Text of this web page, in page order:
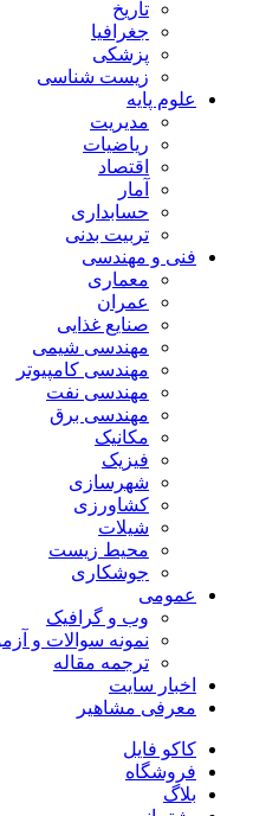
تاریخ
جغرافیا
پزشکی
زیست شناسی
علوم پایه
مدیریت
ریاضیات
اقتصاد
آمار
حسابداری
تربیت بدنی
فنی و مهندسی
معماری
عمران
صنایع غذایی
مهندسی شیمی
مهندسی کامپیوتر
مهندسی نفت
مهندسی برق
مکانیک
فیزیک
شهرسازی
کشاورزی
شیلات
محیط زیست
جوشکاری
عمومی
وب و گرافیک
نمونه سوالات و
ترجمه مقاله
اخبار سایت
معرفی مشاهیر
کاکو فایل
فروشگاه
بلاگ